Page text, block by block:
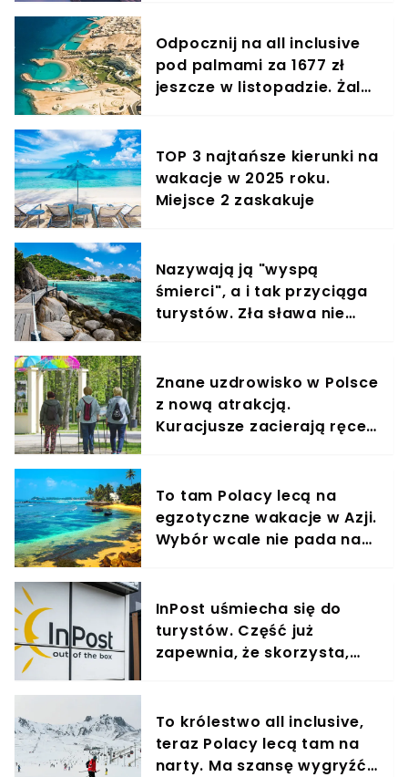
Odpocznij na all inclusive
pod palmami za 1677 zł
jeszcze w listopadzie. Żal
TOP 3 najtańsze kierunki na
wakacje w 2025 roku.
Miejsce 2 zaskakuje
Nazywają ją "wyspą
śmierci", a i tak przyciąga
turystów. Zła sława nie
Znane uzdrowisko w Polsce
z nową atrakcją.
Kuracjusze zacierają ręce,
To tam Polacy lecą na
egzotyczne wakacje w Azji.
Wybór wcale nie pada na
InPost uśmiecha się do
turystów. Część już
zapewnia, że skorzysta,
To królestwo all inclusive,
teraz Polacy lecą tam na
narty. Ma szansę wygryźć